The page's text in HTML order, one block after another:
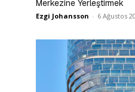
Merkezine Yerleştirmek
Ezgi Johansson - 6 Ağustos